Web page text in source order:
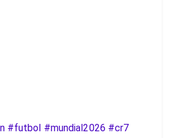
#futbol #mundial2026 #cr7